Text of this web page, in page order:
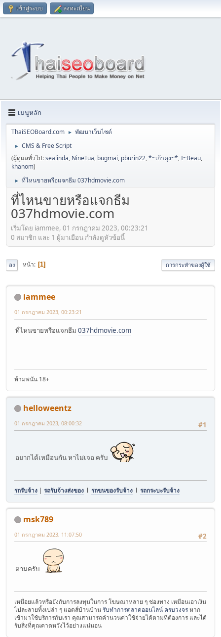
เข้าสู่ระบบ ลงทะเบียน
เมนูหลัก
ThaiSEOBoard.com ► พัฒนาเว็บไซต์
►
CMS & Free Script
(ผู้ดูแลทั่วไป:sealinda, NineTua, bugmai, pburin22,*~เก้าคุง~*,I~Beau,
khanom)
► ที่ไหนขายหรือแจกธีม 037hdmovie.com
ที่ไหนขายหรือแจกธีม
037hdmovie.com
เริ่มโดย iammee, 01 กรกฎาคม 2023, 00:23:21
0 สมาชิก และ 1 ผู้มาเยือน กำลังดูหัวข้อนี้
ลง หน้า 1 การกระทำของผู้ใช้
iammee
01 กรกฎาคม 2023, 00:23:21
ที่ไหนขายหรือแจกธีม 037hdmovie.com
ห้ามพนัน 18+
helloweentz
#1
01 กรกฎาคม 2023, 08:00:32
อยากได้เหมือนกัน หาไม่เจอ ครับ
รถรับจ้าง | รถรับจ้างส่งของ l รถขนของรับจ้าง l รถกระบะรับจ้าง
msk789
#2
01 กรกฎาคม 2023, 11:07:50
ตามครับ
เหนื่อยแล้วหรือยังกับการลงทุนในการ โฆษณาหลาย ๆ ช่องทาง เหมือนเอาเงิน
ไปละลายทิ้งเปล่า ๆ แอดส์บ้านบ้าน รับทำการตลาดออนไลน์ ครบวงจรหาก
เข้ามาใช้บริการกับเรา คุณสามารถคำนวนค่าใช้จ่ายได้ตามที่ต้องการ และได้
รับสิ่งที่คุณคาดหวังไว้อย่างแน่นอน